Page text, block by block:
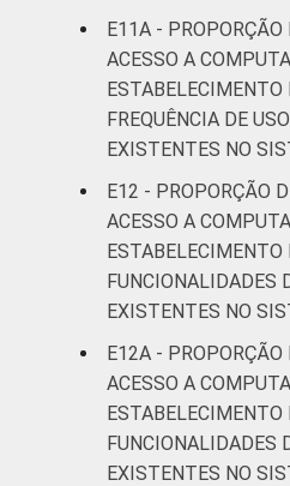
E11A - PROPORÇÃO
ACESSO A
ESTABELECIMENTO
FREQUÊNCIA DE
EXISTENTES NO
E12 - PROPORÇÃO
ACESSO A
ESTABELECIMENTO
FUNCIONALIDADES
EXISTENTES NO
E12A - PROPORÇÃO
ACESSO A
ESTABELECIMENTO
FUNCIONALIDADES
EXISTENTES NO